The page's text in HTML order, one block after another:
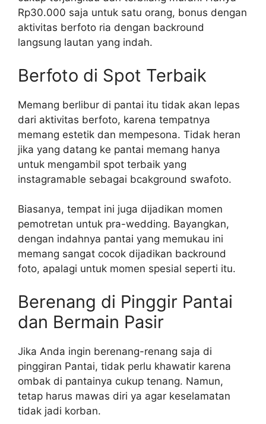
Rp30.000 saja untuk satu orang, bonus dengan
aktivitas berfoto ria dengan backround
langsung lautan yang indah.
Berfoto di Spot Terbaik
Memang berlibur di pantai itu tidak akan lepas
dari aktivitas berfoto, karena tempatnya
memang estetik dan mempesona. Tidak heran
jika yang datang ke pantai memang hanya
untuk mengambil spot terbaik yang
instagramable sebagai bcakground swafoto.
Biasanya, tempat ini juga dijadikan momen
pemotretan untuk pra-wedding. Bayangkan,
dengan indahnya pantai yang memukau ini
memang sangat cocok dijadikan backround
foto, apalagi untuk momen spesial seperti itu.
Berenang di Pinggir Pantai
dan Bermain Pasir
Jika Anda ingin berenang-renang saja di
pinggiran Pantai, tidak perlu khawatir karena
ombak di pantainya cukup tenang. Namun,
tetap harus mawas diri ya agar keselamatan
tidak jadi korban.